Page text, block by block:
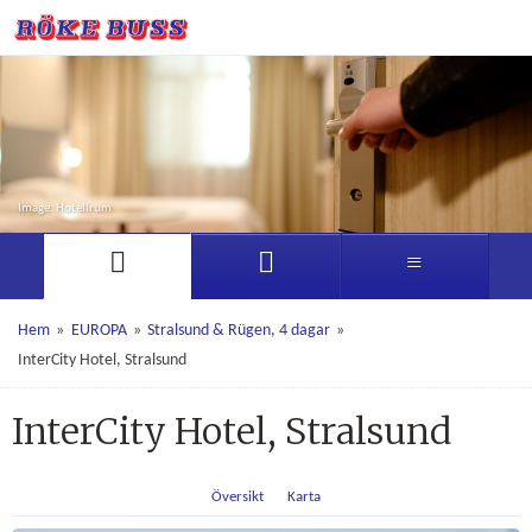
Image: Hotellrum
Hem » EUROPA » Stralsund & Rügen, 4 dagar »
InterCity Hotel, Stralsund
InterCity Hotel, Stralsund
Översikt Karta